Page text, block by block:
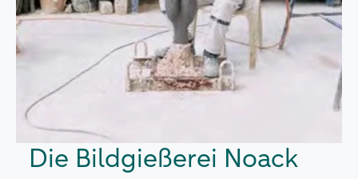
Die Bildgießerei Noack